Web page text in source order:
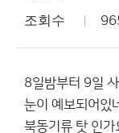
조회수
8일밤부터 9일
눈이 예보되어있
북동기류 탓 인가